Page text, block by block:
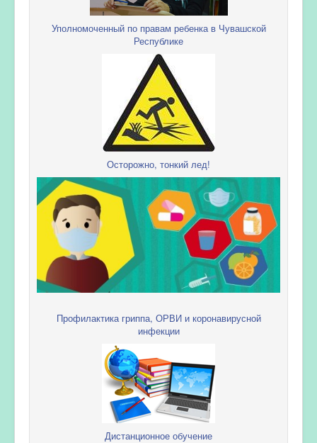
Уполномоченный по правам ребенка в Чувашской
Республике
Осторожно, тонкий лед!
Профилактика гриппа, ОРВИ и коронавирусной
инфекции
Дистанционное обучение